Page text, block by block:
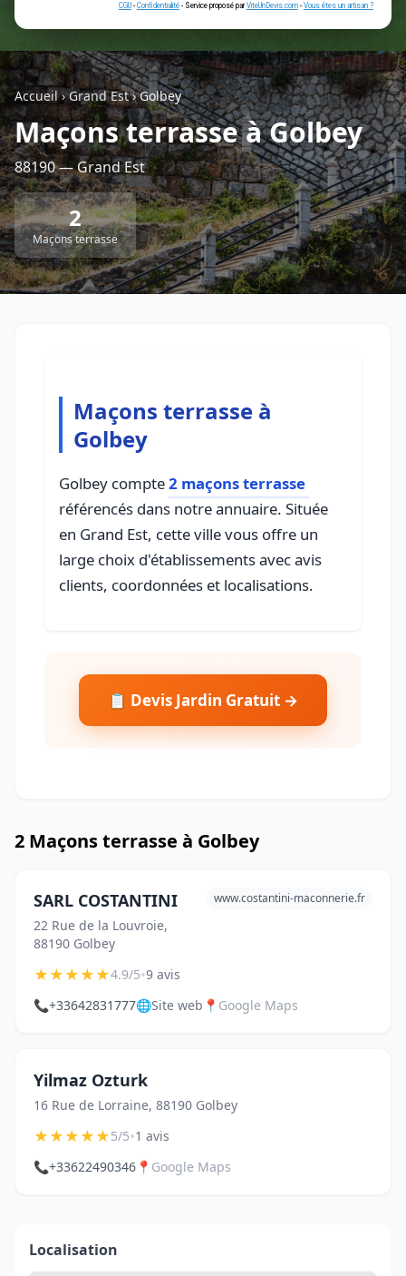
Géolocalisez-moi automatiquement !
Retour à la liste des métiers
CGU - Confidentialité - Service proposé parViteUnDevis.com-Vous
Accueil›Grand Est›Golbey
Maçons terrasse à Golbey
88190 — Grand Est
2
Maçons terrasse
Maçons terrasse à
Golbey
Golbey compte2 maçons terrasse
référencés dans notre annuaire. Située
en Grand Est, cette ville vous offre un
large choix d'établissements avec avis
clients, coordonnées et localisations.
📋 Devis Jardin Gratuit →
2 Maçons terrasse à Golbey
SARL COSTANTINI
22 Rue de la Louvroie,
88190 Golbey
www.costantini-maconnerie.fr
★★★★★4.9/5•9 avis
📞+33642831777🌐Site web 📍 Google Maps
Yilmaz Ozturk
16 Rue de Lorraine, 88190 Golbey
★★★★★5/5•1 avis
📞+33622490346 📍 Google Maps
Localisation